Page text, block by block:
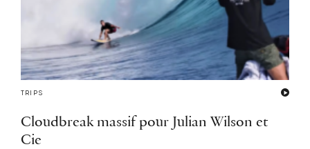
TRIPS
Cloudbreak massif pour Julian Wilson et
Cie